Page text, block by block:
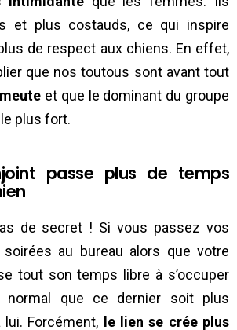
et plus costauds, ce qui inspire
de respect aux chiens. En effet,
que nos toutous sont avant tout
et que le dominant du groupe
plus fort.
passe plus de temps
de secret ! Si vous passez vos
au bureau alors que votre
tout son temps libre à s’occuper
que ce dernier soit plus
Forcément, le lien se crée plus